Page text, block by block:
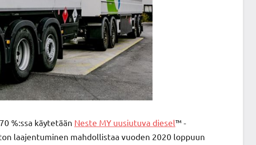
%:ssa käytetään Neste MY uusiutuva diesel™ -
laajentuminen mahdollistaa vuoden 2020 loppuun